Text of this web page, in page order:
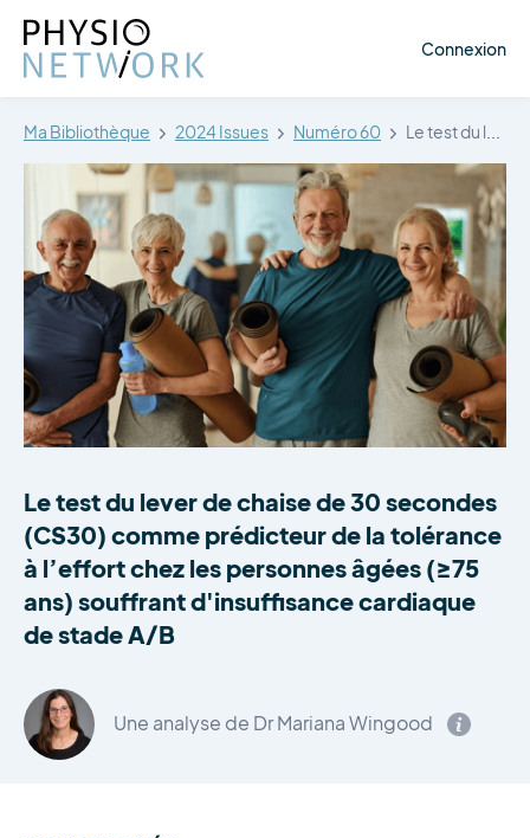
Connexion
Ma Bibliothèque 2024 Issues Numéro 60
Le test du lever de chaise de 30 secondes
(CS30) comme prédicteur de la tolérance
à l’effort chez les personnes âgées (≥75
ans) souffrant d'insuffisance cardiaque
de stade A/B
Une analyse de Dr Mariana Wingood